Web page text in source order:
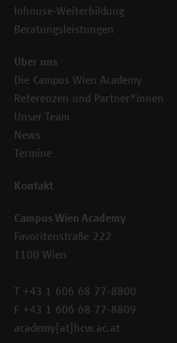
Inhouse-Weiterbildung
Beratungsleistungen
Über uns
Die Campus Wien Academy
Referenzen und Partner*innen
Unser Team
News
Termine
Kontakt
Campus Wien Academy
Favoritenstraße 222
1100 Wien
T +43 1 606 68 77-8800
F +43 1 606 68 77-8809
academy[at]hcw.ac.at